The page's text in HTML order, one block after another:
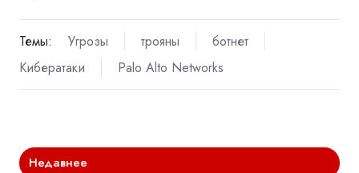
Темы: Угрозы трояны
ботнет
Кибератаки
Palo Alto Networks
Недавнее